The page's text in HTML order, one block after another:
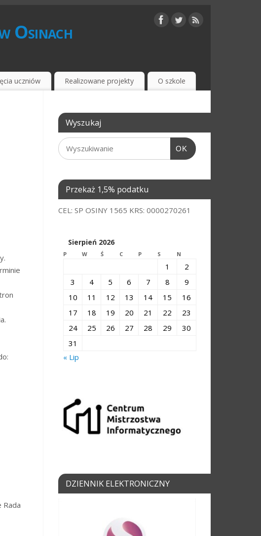
Osinach
uczniów Realizowane projekty O szkole
Rada
Wyszukaj
OK
Przekaż 1,5% podatku
CEL: SP OSINY 1565 KRS: 0000270261
Sierpień 2026
P W Ś C P S N
1
2
3
4 5 6 7 8
9
10
11 12 13 14 15
16
17
18 19 20 21 22
23
24
25 26 27 28 29
30
31
« Lip
DZIENNIK ELEKTRONICZNY